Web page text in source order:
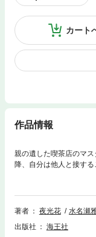
カート
作品情報
親の遺した喫茶店のマ
降、自分は他人と接する
し玲人は、何かと世話
を許していた。ある晩
気持ちにほだされて身
病にさせて…。
著者 夜光花
水名瀬
出版社
海王社